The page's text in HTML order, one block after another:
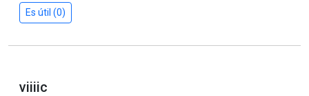
Es útil (0)
viiiic